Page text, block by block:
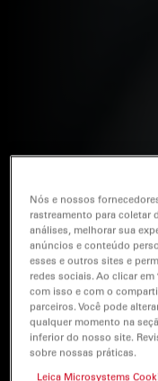
Nós e nossos
rastreamento para coletar
análises, melhorar sua
anúncios e conteúdo
esses e outros sites e
redes sociais. Ao clicar
com isso e com o
parceiros. Você pode
qualquer momento na
inferior do nosso site.
sobre nossas práticas.
Leica Microsystems